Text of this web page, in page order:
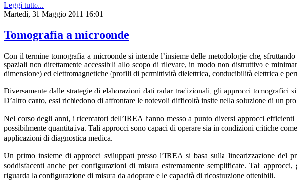
Leggi tutto...
Martedì, 31 Maggio 2011 16:01
Tomografia a microonde
Con il termine tomografia a microonde si intende l’insieme delle metodologie che,
spaziali non direttamente accessibili allo scopo di rilevare, in modo non distruttivo e
dimensione) ed elettromagnetiche (profili di permittività dielettrica, conducibilità elettrica e
Diversamente dalle strategie di elaborazioni dati radar tradizionali, gli approcci tomografici
D’altro canto, essi richiedono di affrontare le notevoli difficoltà insite nella soluzione di un
Nel corso degli anni, i ricercatori dell’IREA hanno messo a punto diversi approcci
possibilmente quantitativa. Tali approcci sono capaci di operare sia in condizioni critiche
applicazioni di diagnostica medica.
Un primo insieme di approcci sviluppati presso l’IREA si basa sulla linearizzazione del
soddisfacenti anche per configurazioni di misura estremamente semplificate. Tali
riguarda la configurazione di misura da adoprare e le capacità di ricostruzione ottenibili.